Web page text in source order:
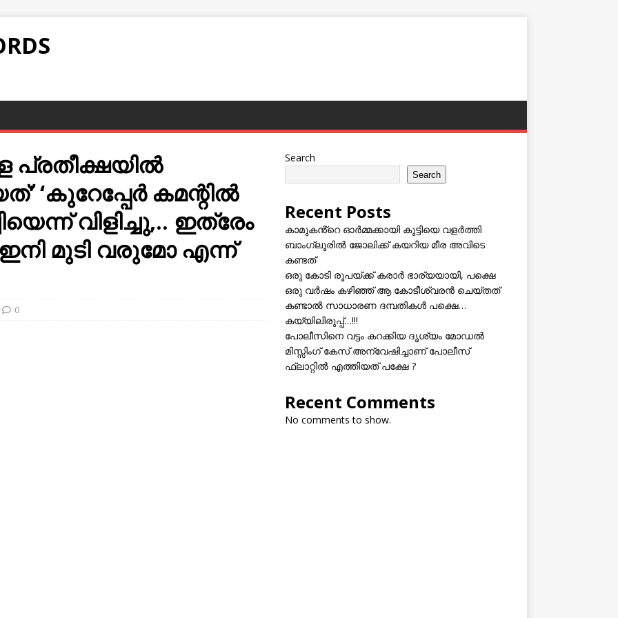
പ്രതീക്ഷയിൽ
‘കുറേപ്പേർ കമന്റിൽ
വിളിച്ചു,.. ഇത്രേം
മുടി വരുമോ എന്ന്
0
Search
Search
Recent Posts
കാമുകൻ്റെ ഓർമ്മക്കായി കുട്ടിയെ വളർത്തി
ബാംഗ്ലൂരിൽ ജോലിക്ക് കയറിയ മീര അവിടെ
കണ്ടത്
ഒരു കോടി രൂപയ്ക്ക് കരാർ ഭാര്യയായി, പക്ഷെ
ഒരു വർഷം കഴിഞ്ഞ് ആ കോടീശ്വരൻ ചെയ്തത്
കണ്ടാൽ സാധാരണ ദമ്പതികൾ പക്ഷെ…
കയ്യിലിരുപ്പ്…!!!
പോലീസിനെ വട്ടം കറക്കിയ ദൃശ്യം മോഡല്‍
മിസ്സിംഗ് കേസ് അന്വേഷിച്ചാണ് പോലീസ്
ഫ്ലാറ്റിൽ എത്തിയത് പക്ഷേ ?
Recent Comments
No comments to show.